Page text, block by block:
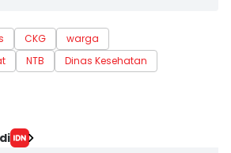
CKG
warga
NTB Dinas Kesehatan